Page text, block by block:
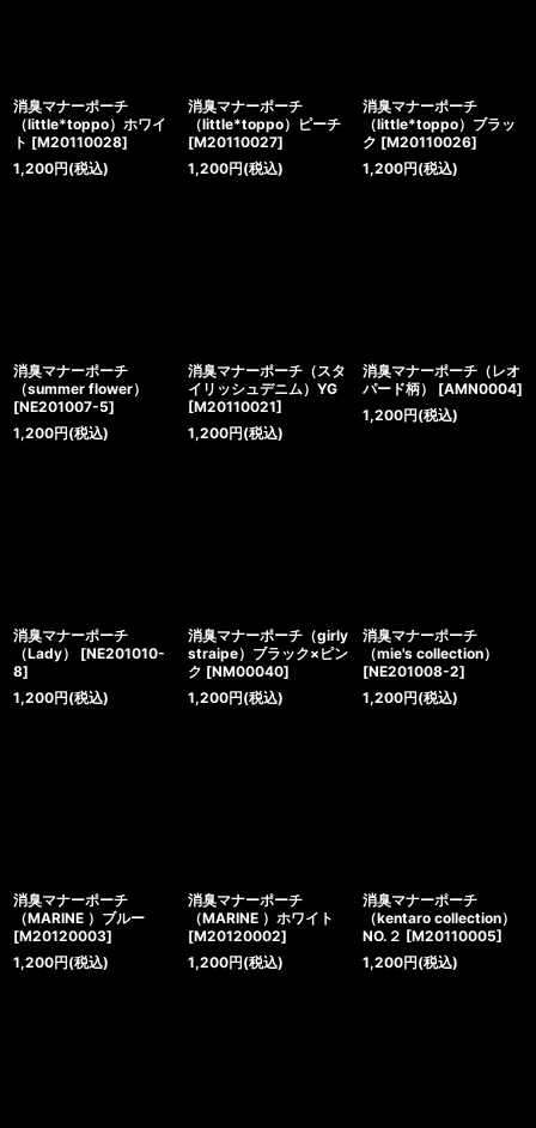
消臭マナーポーチ
（little*toppo）ホワイ
ト [M20110028]
1,200円(税込)
消臭マナーポーチ
（little*toppo）ピーチ
[M20110027]
1,200円(税込)
消臭マナーポーチ
（little*toppo）ブラッ
ク [M20110026]
1,200円(税込)
消臭マナーポーチ
（summer flower）
[NE201007-5]
1,200円(税込)
消臭マナーポーチ（スタ
イリッシュデニム）YG
[M20110021]
1,200円(税込)
消臭マナーポーチ（レオ
パード柄）
[AMN0004]
1,200円(税込)
消臭マナーポーチ
（Lady）
[NE201010-
8]
1,200円(税込)
消臭マナーポーチ（girly
straipe）ブラック×ピン
ク [NM00040]
1,200円(税込)
消臭マナーポーチ
（mie's collection）
[NE201008-2]
1,200円(税込)
消臭マナーポーチ
（MARINE ）ブルー
[M20120003]
1,200円(税込)
消臭マナーポーチ
（MARINE ）ホワイト
[M20120002]
1,200円(税込)
消臭マナーポーチ
（kentaro collection）
NO.２ [M20110005]
1,200円(税込)